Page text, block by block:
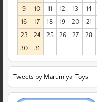
9
10 11 12 13 14
16
17 18 19 20 21
23
24 25 26 27 28
30
31
Tweets by Marumiya_Toys